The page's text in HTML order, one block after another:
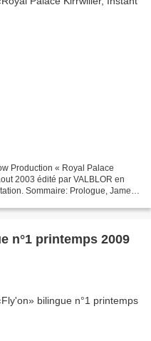
Production « Royal Palace
2003 édité par VALBLOR en
Sommaire: Prologue, James
n°1 printemps 2009